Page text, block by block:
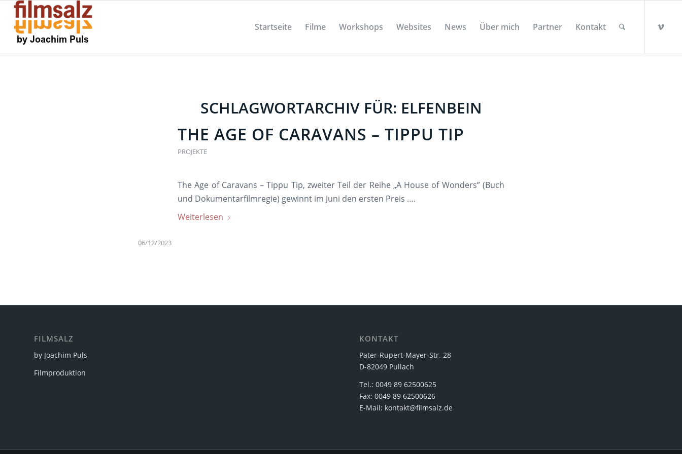
Startseite Filme Workshops Websites News Über mich Partner Kontakt
SCHLAGWORTARCHIV FÜR: ELFENBEIN
THE AGE OF CARAVANS – TIPPU TIP
PROJEKTE
The Age of Caravans – Tippu Tip, zweiter Teil der Reihe „A House of Wonders” (Buch
und Dokumentarfilmregie) gewinnt im Juni den ersten Preis ….
Weiterlesen
06/12/2023
FILMSALZ
by Joachim Puls
Filmproduktion
KONTAKT
Pater-Rupert-Mayer-Str. 28
D-82049 Pullach
Tel.: 0049 89 62500625
Fax: 0049 89 62500626
E-Mail: kontakt@filmsalz.de